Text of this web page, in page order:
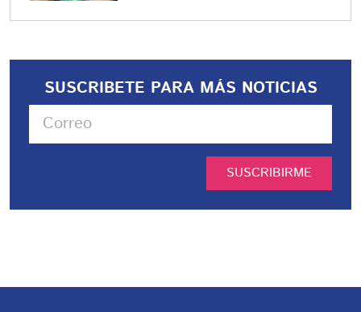
SUSCRIBETE PARA MÁS NOTICIAS
SUSCRIBIRME